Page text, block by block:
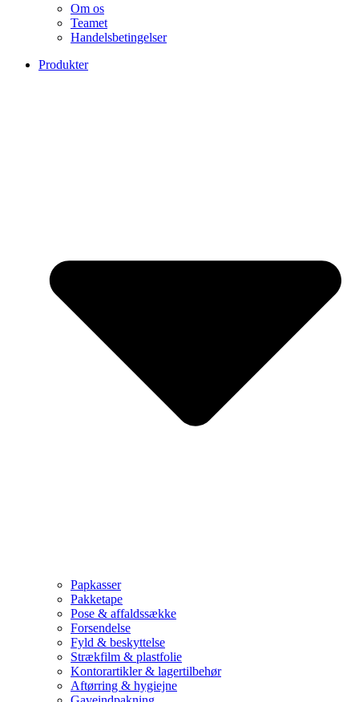
Om os
Teamet
Handelsbetingelser
Produkter
Papkasser
Pakketape
Pose & affaldssække
Forsendelse
Fyld & beskyttelse
Strækfilm & plastfolie
Kontorartikler & lagertilbehør
Aftørring & hygiejne